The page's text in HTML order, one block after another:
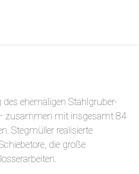
ehemaligen Stahlgruber-
zusammen mit insgesamt 84
Stegmüller realisierte
die große